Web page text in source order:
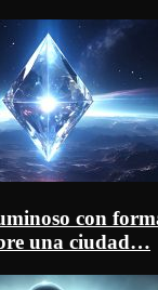
con
una ciudad…